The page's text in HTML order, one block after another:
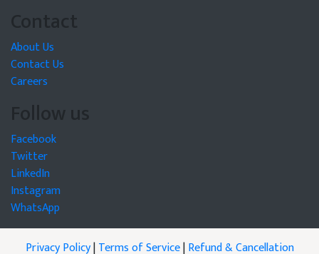
Contact
About Us
Contact Us
Careers
Follow us
Facebook
Twitter
LinkedIn
Instagram
WhatsApp
Privacy Policy|Terms of Service|Refund & Cancellation